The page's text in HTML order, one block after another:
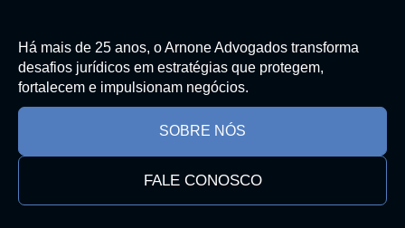
Há mais de 25 anos, o Arnone Advogados transforma
desafios jurídicos em estratégias que protegem,
fortalecem e impulsionam negócios.
SOBRE NÓS
FALE CONOSCO